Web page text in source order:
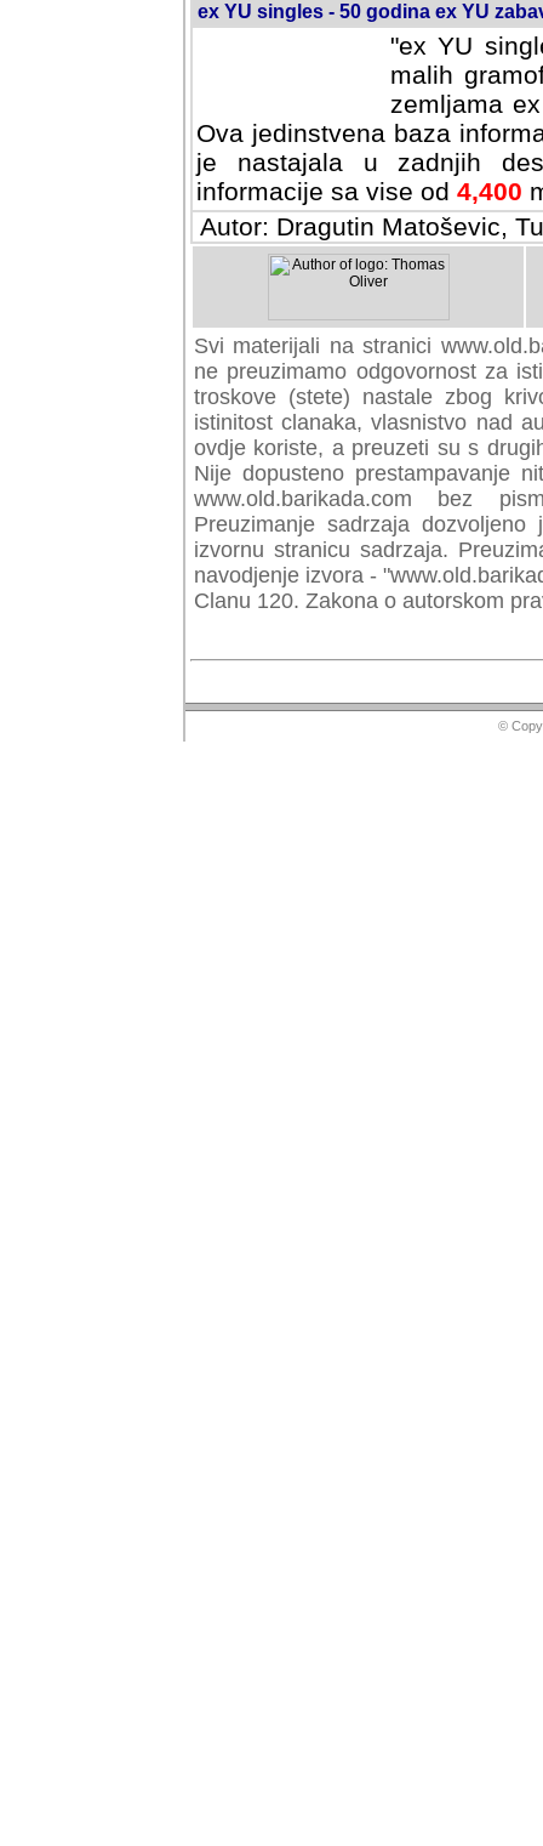
ex YU singles - 50 godina ex YU
"ex YU
malih
zemljama
Ova jedinstvena baza
je nastajala u zadnjih
informacije sa vise od 4,400
Autor: Dragutin Matoševic,
Svi materijali na stranici
preuzimamo odgovornost za
troskove (stete) nastale zbog
istinitost clanaka, vlasnistvo nad
ovdje koriste, a preuzeti su s
Nije dopusteno prestampavanje
www.old.barikada.com bez
Preuzimanje sadrzaja
izvornu stranicu sadrzaja.
navodjenje izvora -
Clanu 120. Zakona o autorskom
©